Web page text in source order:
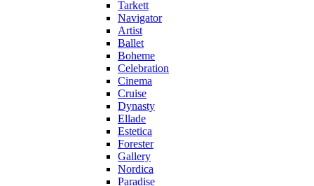
Tarkett
Navigator
Artist
Ballet
Boheme
Celebration
Cinema
Cruise
Dynasty
Ellade
Estetica
Forester
Gallery
Nordica
Paradise